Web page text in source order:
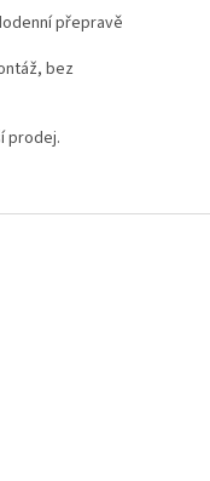
přepravě
bez
prodej.